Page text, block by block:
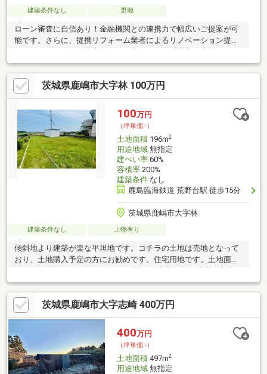
建築条件なし 更地
ローン審査に自信あり！金融機関との連携力で幅広いご提案が可
能です。さらに、提携リフォーム業者によるリノベーション提案
で、住まいの価値を最大限に引き出します。「購入・売却・リフ
ォーム」すべて当社にお任せください。
茨城県鹿嶋市大字林 100万円
100万円
（坪単価:-）
土地面積196m2
用途地域無指定
建ぺい率60%
容積率200%
建築条件なし
鹿島臨海鉄道 荒野台駅 徒歩15分
茨城県鹿嶋市大字林
建築条件なし 上物有り
傾斜地より建築が楽な平坦地です。コチラの土地は売地となって
おり、土地購入予定の方にお勧めです。住宅用地です。土地面積
ています。
茨城県鹿嶋市大字志崎 400万円
400万円
（坪単価:-）
土地面積497m2
用途地域無指定